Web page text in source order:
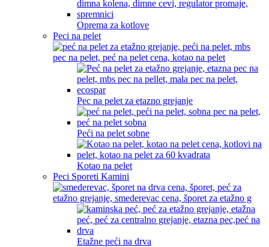
Oprema za kotlove
Peci na pelet
Pec na pelet za etazno grejanje
Peći na pelet sobne
Kotao na pelet
Peci Sporeti Kamini
Etažne peći na drva